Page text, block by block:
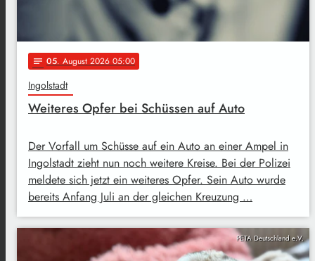
notes 05. August 2026 05:00
Ingolstadt
Weiteres Opfer bei Schüssen auf Auto
Der Vorfall um Schüsse auf ein Auto an einer Ampel in
Ingolstadt zieht nun noch weitere Kreise. Bei der Polizei
meldete sich jetzt ein weiteres Opfer. Sein Auto wurde
bereits Anfang Juli an der gleichen Kreuzung …
PETA Deutschland e.V.